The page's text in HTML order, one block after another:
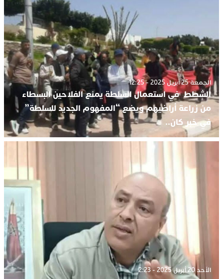
الجمعة 25 أبريل 2025 - 12:25
الشطط في استعمال السلطة يمنع الفلاحين البسطاء
من زراعة أراضيهم ويضع “المفهوم الجديد للسلطة”
في خبر كان..
الأحد 20 أبريل 2025 - 2:23